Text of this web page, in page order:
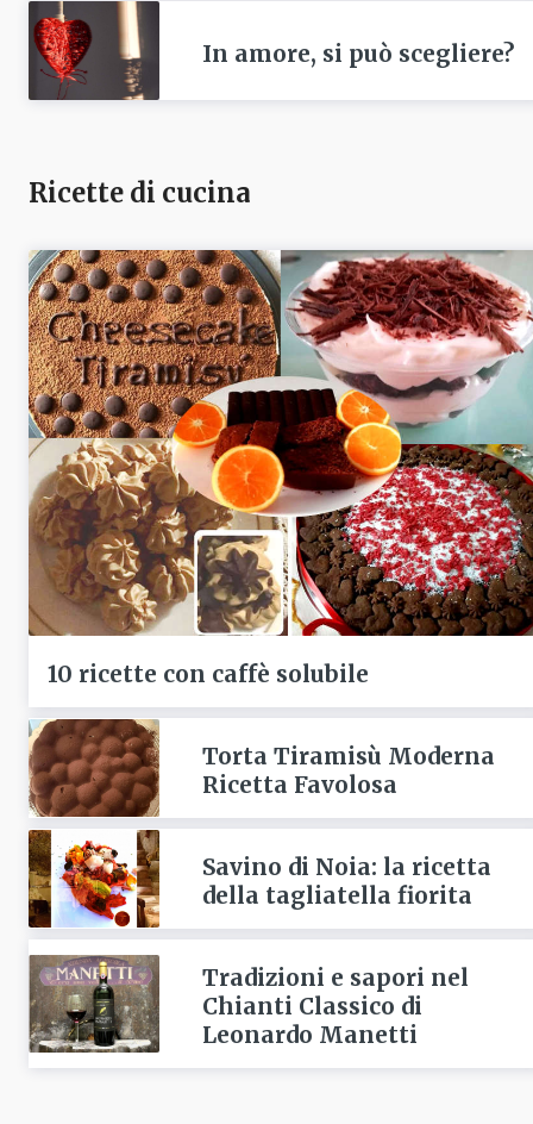
In amore, si può scegliere?
Ricette di cucina
10 ricette con caffè solubile
Torta Tiramisù Moderna
Ricetta Favolosa
Savino di Noia: la ricetta
della tagliatella fiorita
Tradizioni e sapori nel
Chianti Classico di
Leonardo Manetti